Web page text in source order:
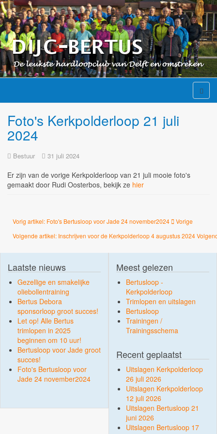
Foto's Kerkpolderloop 21 juli
2024
Bestuur 31 juli 2024
Er zijn van de vorige Kerkpolderloop van 21 juli mooie foto's
gemaakt door Rudi Oosterbos, bekijk ze hier
Vorig artikel: Foto's Bertusloop voor Jade 24 november2024
Vorige
Volgende artikel: Inschrijven voor de Kerkpolderloop 4 augustus 2024
Laatste nieuws
Gezellige en smakelijke
oliebollentraining
Bertus Debora
sponsorloop groot succes!
Let op! Alle Bertus
trimlopen in 2025
beginnen om 10 uur!
Bertusloop voor Jade groot
succes!
Foto's Bertusloop voor
Jade 24 november2024
Meest gelezen
Bertusloop -
Kerkpolderloop
Trimlopen en uitslagen
Bertusloop
Trainingen /
Trainingsschema
Recent geplaatst
Uitslagen Kerkpolderloop
26 juli 2026
Uitslagen Kerkpolderloop
12 juli 2026
Uitslagen Bertusloop 21
juni 2026
Uitslagen Bertusloop 17